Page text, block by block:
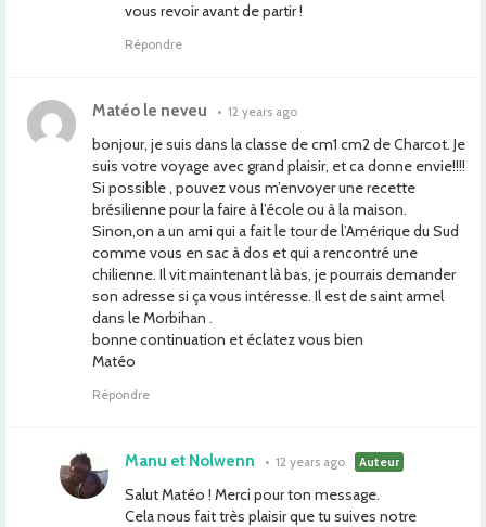
vous revoir avant de partir !
Répondre
Matéo le neveu • 12 years ago
bonjour, je suis dans la classe de cm1 cm2 de Charcot. Je
suis votre voyage avec grand plaisir, et ca donne envie!!!!
Si possible , pouvez vous m’envoyer une recette
brésilienne pour la faire à l’école ou à la maison.
Sinon,on a un ami qui a fait le tour de l’Amérique du Sud
comme vous en sac à dos et qui a rencontré une
chilienne. Il vit maintenant là bas, je pourrais demander
son adresse si ça vous intéresse. Il est de saint armel
dans le Morbihan .
bonne continuation et éclatez vous bien
Matéo
Répondre
Manu et Nolwenn • 12 years ago Auteur
Salut Matéo ! Merci pour ton message.
Cela nous fait très plaisir que tu suives notre